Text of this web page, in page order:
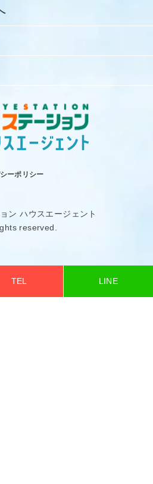
ーポリシー
ン ハウスエージェント
reserved.
TEL LINE